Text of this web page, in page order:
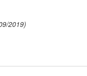
2019)